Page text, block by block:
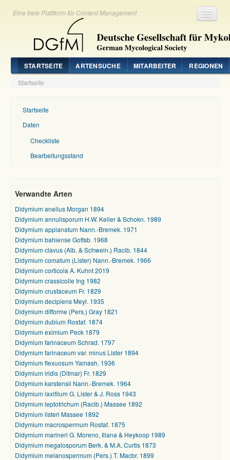
Eine freie Plattform für Content Management
STARTSEITE ARTENSUCHE MITARBEITER REGIONEN
Startseite
Startseite
Daten
Checkliste
Bearbeitungsstand
Verwandte Arten
Didymium anellus Morgan 1894
Didymium annulisporum H.W. Keller & Schokn. 1989
Didymium applanatum Nann.-Bremek. 1971
Didymium bahiense Gottsb. 1968
Didymium clavus (Alb. & Schwein.) Racib. 1844
Didymium comatum (Lister) Nann.-Bremek. 1966
Didymium corticola A. Kuhnt 2019
Didymium crassicolle Ing 1982
Didymium crustaceum Fr. 1829
Didymium decipiens Meyl. 1935
Didymium difforme (Pers.) Gray 1821
Didymium dubium Rostaf. 1874
Didymium eximium Peck 1879
Didymium farinaceum Schrad. 1797
Didymium farinaceum var. minus Lister 1894
Didymium flexuosum Yamash. 1936
Didymium iridis (Ditmar) Fr. 1829
Didymium karstensii Nann.-Bremek. 1964
Didymium laxifilum G. Lister & J. Ross 1943
Didymium leptotrichum (Racib.) Massee 1892
Didymium listeri Massee 1892
Didymium macrospermum Rostaf. 1875
Didymium marineri G. Moreno, Illana & Heykoop 1989
Didymium megalosporum Berk. & M.A. Curtis 1873
Didymium melanospermum (Pers.) T. Macbr. 1899